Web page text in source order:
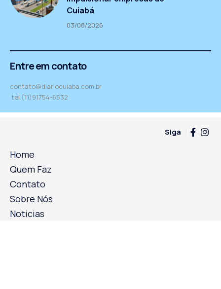
Cuiabá
03/08/2026
Entre em contato
contato@diariocuiaba.com.br
tel.(11)91754-6532
Siga
Home
Quem Faz
Contato
Sobre Nós
Noticias